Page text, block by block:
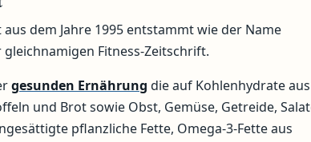
aus dem Jahre 1995 entstammt wie der Name
Fitness-Zeitschrift.
gesunden Ernährung die auf Kohlenhydrate aus
und Brot sowie Obst, Gemüse, Getreide,
pflanzliche Fette, Omega-3-Fette aus